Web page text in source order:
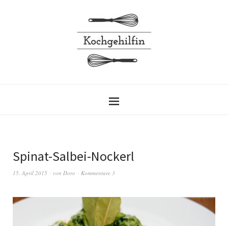
Spinat-Salbei-Nockerl
15. April 2015 von Doro Kommentare 3